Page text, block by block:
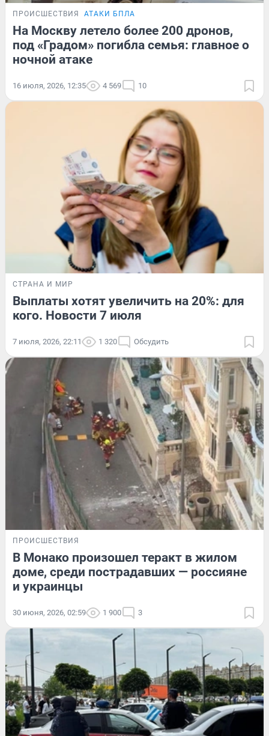
ПРОИСШЕСТВИЯ АТАКИ БПЛА
На Москву летело более 200 дронов,
под «Градом» погибла семья: главное о
ночной атаке
16 июля, 2026, 12:35 4 569 10
СТРАНА И МИР
Выплаты хотят увеличить на 20%: для
кого. Новости 7 июля
7 июля, 2026, 22:11 1 320 Обсудить
ПРОИСШЕСТВИЯ
В Монако произошел теракт в жилом
доме, среди пострадавших — россияне
и украинцы
30 июня, 2026, 02:59 1 900 3